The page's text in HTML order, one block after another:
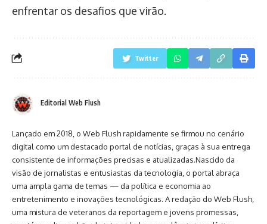
enfrentar os desafios que virão.
Twitter
Editorial Web Flush
Lançado em 2018, o Web Flush rapidamente se firmou no cenário
digital como um destacado portal de notícias, graças à sua entrega
consistente de informações precisas e atualizadas.Nascido da
visão de jornalistas e entusiastas da tecnologia, o portal abraça
uma ampla gama de temas — da política e economia ao
entretenimento e inovações tecnológicas. A redação do Web Flush,
uma mistura de veteranos da reportagem e jovens promessas,